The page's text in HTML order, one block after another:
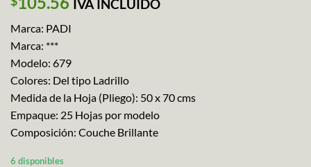
IVA INCLUIDO
Marca: PADI
Marca: ***
Modelo: 679
Colores: Del tipo Ladrillo
Medida de la Hoja (Pliego): 50 x 70 cms
Empaque: 25 Hojas por modelo
Composición: Couche Brillante
6 disponibles